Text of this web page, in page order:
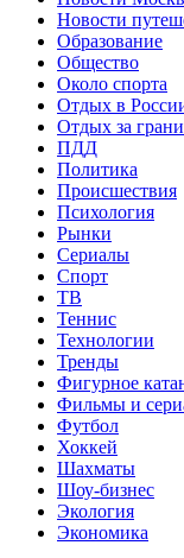
Новости
Образование
Общество
Около спорта
Отдых в
Отдых за
ПДД
Политика
Происшествия
Психология
Рынки
Сериалы
Спорт
ТВ
Теннис
Технологии
Тренды
Фигурное
Фильмы и
Футбол
Хоккей
Шахматы
Шоу-бизнес
Экология
Экономика